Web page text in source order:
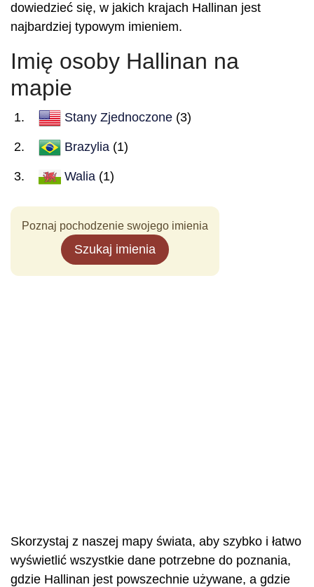
dowiedzieć się, w jakich krajach Hallinan jest
najbardziej typowym imieniem.
Imię osoby Hallinan na
mapie
Stany Zjednoczone (3)
Brazylia (1)
Walia (1)
Poznaj pochodzenie swojego imienia
Szukaj imienia
Skorzystaj z naszej mapy świata, aby szybko i łatwo
wyświetlić wszystkie dane potrzebne do poznania,
gdzie Hallinan jest powszechnie używane, a gdzie